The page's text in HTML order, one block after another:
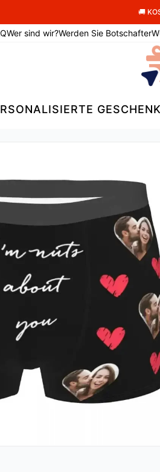
🚚
Wer sind wir?Werden Sie Botschafter